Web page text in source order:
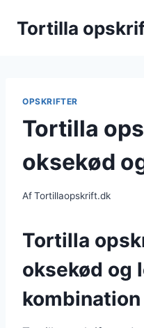
Tortilla
OPSKRIFTER
Tortilla
oksekød
AfTortillaopskrift.dk
Tortilla
oksekød og
kombination